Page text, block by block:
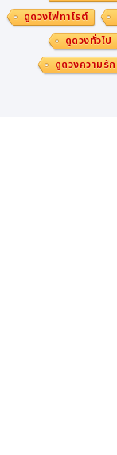
ดูดวงไพ่ทาโรต์
ดูดวงทั่วไป
ดูดวงความรัก